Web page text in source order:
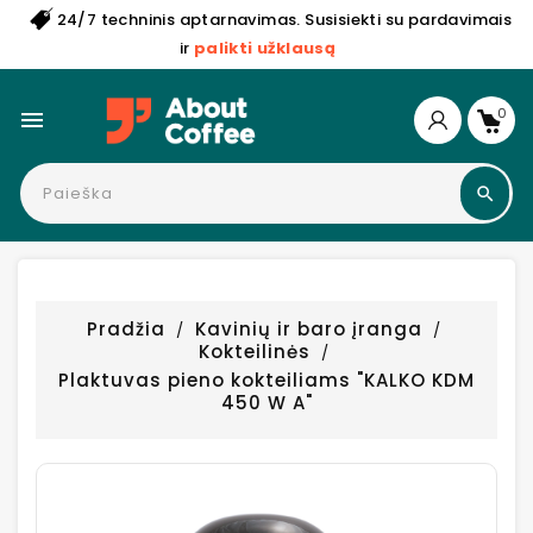
24/7 techninis aptarnavimas. Susisiekti su pardavimais
ir palikti užklausą
 0
Pradžia
Kavinių ir baro įranga
Kokteilinės
Plaktuvas pieno kokteiliams "KALKO KDM
450 W A"